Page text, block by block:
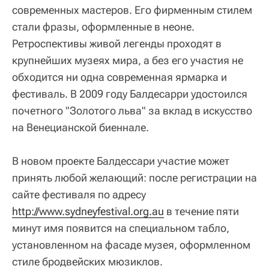
современных мастеров. Его фирменным стилем
стали фразы, оформленные в неоне.
Ретроспективы живой легенды проходят в
крупнейших музеях мира, а без его участия не
обходится ни одна современная ярмарка и
фестиваль. В 2009 году Балдесарри удостоился
почетного "Золотого льва" за вклад в искусство
на Венецианской биеннале.
В новом проекте Балдессари участие может
принять любой желающий: после регистрации на
сайте фестиваля по адресу
http://www.sydneyfestival.org.au в течение пяти
минут имя появится на специальном табло,
установленном на фасаде музея, оформленном
стиле бродвейских мюзиклов.